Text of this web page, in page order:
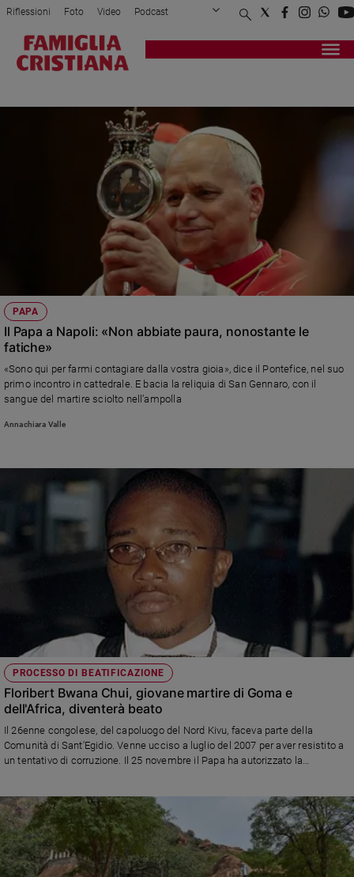
Attualità
Papa
Papa
Chiesa
Chiesa
e
Santi
Società
e
valori
e
Creato
Aziende
di
valore
Caso
Riflessioni Foto Video Podcast
Privacy Policy Chi siamo
Registrati Redazione
PAPA
Il Papa a Napoli: «Non abbiate paura, nonostante le
fatiche»
«Sono qui per farmi contagiare dalla vostra gioia», dice il Pontefice, nel suo
primo incontro in cattedrale. E bacia la reliquia di San Gennaro, con il
sangue del martire sciolto nell’ampolla
Annachiara Valle
PROCESSO DI BEATIFICAZIONE
Floribert Bwana Chui, giovane martire di Goma e
dell'Africa, diventerà beato
Il 26enne congolese, del capoluogo del Nord Kivu, faceva parte della
Comunità di Sant'Egidio. Venne ucciso a luglio del 2007 per aver resistito a
un tentativo di corruzione. Il 25 novembre il Papa ha autorizzato la